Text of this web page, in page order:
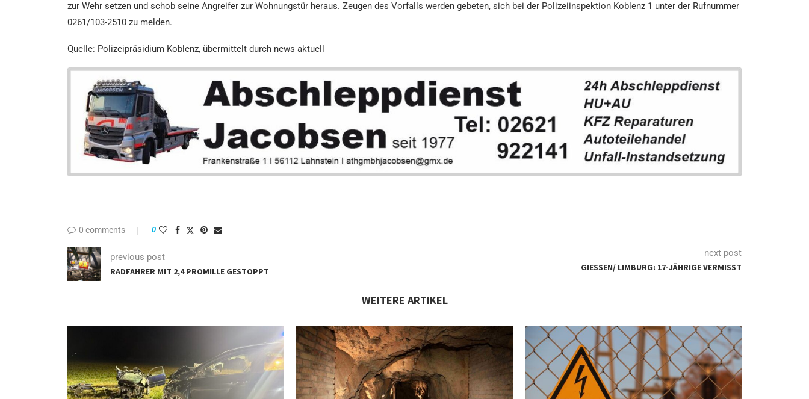
zur Wehr setzen und schob seine Angreifer zur Wohnungstür heraus. Zeugen des Vorfalls werden gebeten, sich bei der Polizeiinspektion Koblenz 1 unter der Rufnummer
0261/103-2510 zu melden.
Quelle: Polizeipräsidium Koblenz, übermittelt durch news aktuell
0 comments 0
previous post
RADFAHRER MIT 2,4 PROMILLE GESTOPPT
next post
GIESSEN/ LIMBURG: 17-JÄHRIGE VERMISST
WEITERE ARTIKEL